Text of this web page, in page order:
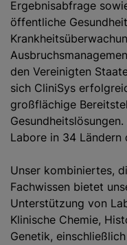
Ergebnisabfrage
öffentliche
den Vereinigten
sich CliniSys
großflächige
Labore in 34 Ländern
Unser kombiniertes,
Fachwissen bietet
Unterstützung von
Klinische Chemie,
Genetik,